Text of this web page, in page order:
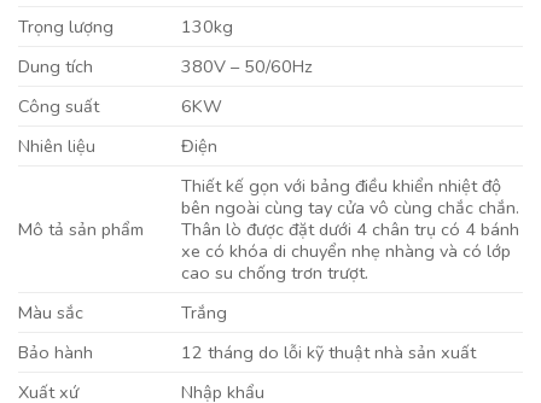
Trọng lượng
130kg
Dung tích
380V – 50/60Hz
Công suất
6KW
Nhiên liệu
Điện
Mô tả sản phẩm
Thiết kế gọn với bảng điều khiển nhiệt độ
bên ngoài cùng tay cửa vô cùng chắc chắn.
Thân lò được đặt dưới 4 chân trụ có 4 bánh
xe có khóa di chuyển nhẹ nhàng và có lớp
cao su chống trơn trượt.
Màu sắc
Trắng
Bảo hành
12 tháng do lỗi kỹ thuật nhà sản xuất
Xuất xứ
Nhập khẩu